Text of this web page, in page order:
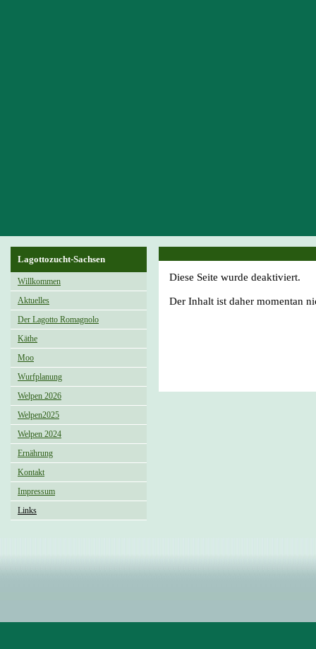
Lagottozucht-Sachsen
Willkommen
Aktuelles
Der Lagotto Romagnolo
Käthe
Moo
Wurfplanung
Welpen 2026
Welpen2025
Welpen 2024
Ernährung
Kontakt
Impressum
Links
Diese Seite wurde deaktiviert.
Der Inhalt ist daher momentan